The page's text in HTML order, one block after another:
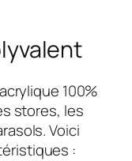
100%
stores, les
Voici
: